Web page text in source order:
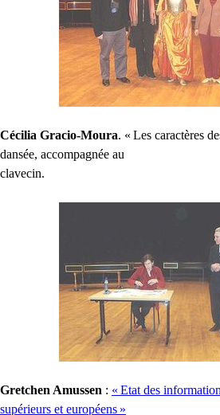
Cécilia Gracio-Moura. « Les caractères
dansée, accompagnée au
clavecin.
Gretchen Amussen : « Etat des
supérieurs et européens »